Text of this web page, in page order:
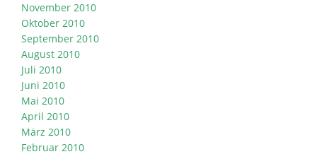
November 2010
Oktober 2010
September 2010
August 2010
Juli 2010
Juni 2010
Mai 2010
April 2010
März 2010
Februar 2010